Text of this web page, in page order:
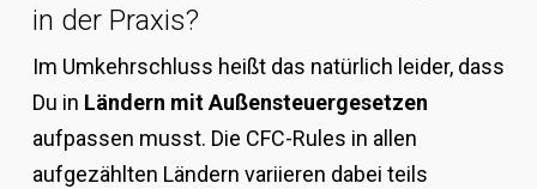
in der Praxis?
Im Umkehrschluss heißt das natürlich leider, dass
Du in Ländern mit Außensteuergesetzen
aufpassen musst. Die CFC-Rules in allen
aufgezählten Ländern variieren dabei teils